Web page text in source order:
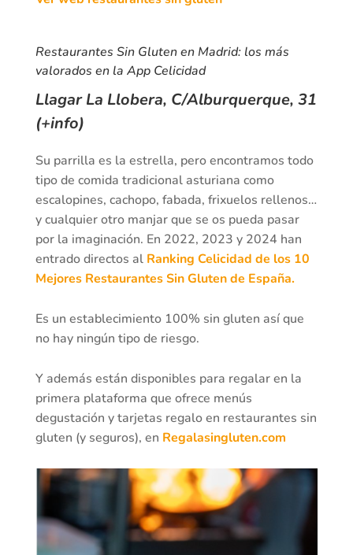
Restaurantes Sin Gluten en Madrid: los más
valorados en la App Celicidad
Llagar La Llobera, C/Alburquerque, 31
(+info)
Su parrilla es la estrella, pero encontramos todo
tipo de comida tradicional asturiana como
escalopines, cachopo, fabada, frixuelos rellenos…
y cualquier otro manjar que se os pueda pasar
por la imaginación. En 2022, 2023 y 2024 han
entrado directos al Ranking Celicidad de los 10
Mejores Restaurantes Sin Gluten de España.
Es un establecimiento 100% sin gluten así que
no hay ningún tipo de riesgo.
Y además están disponibles para regalar en la
primera plataforma que ofrece menús
degustación y tarjetas regalo en restaurantes sin
gluten (y seguros), en Regalasingluten.com